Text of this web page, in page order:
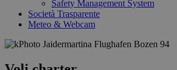
Safety Management System
Società Trasparente
Meteo & Webcam